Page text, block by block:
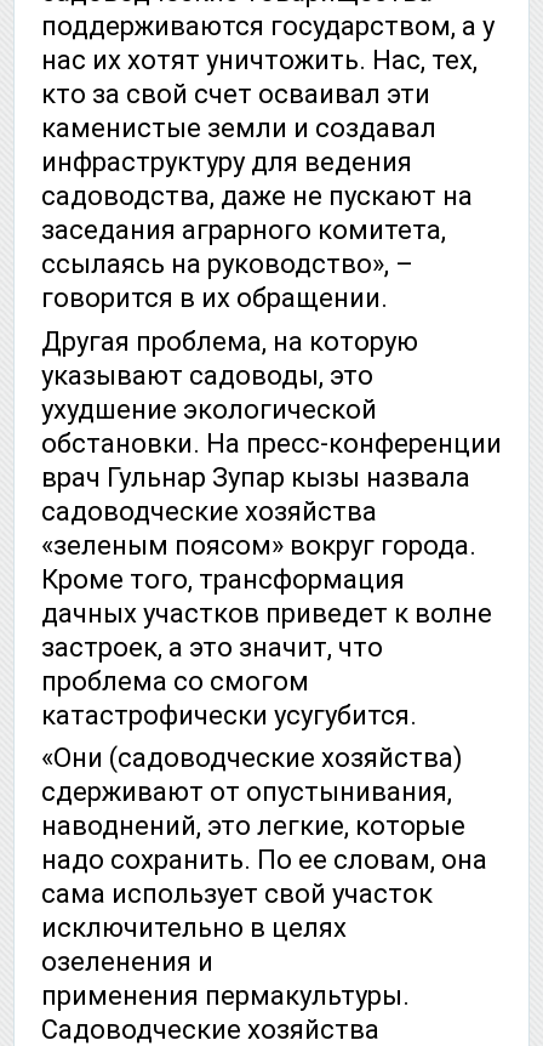
поддерживаются государством, а у
нас их хотят уничтожить. Нас, тех,
кто за свой счет осваивал эти
каменистые земли и создавал
инфраструктуру для ведения
садоводства, даже не пускают на
заседания аграрного комитета,
ссылаясь на руководство», –
говорится в их обращении.
Другая проблема, на которую
указывают садоводы, это
ухудшение экологической
обстановки. На пресс-конференции
врач Гульнар Зупар кызы назвала
садоводческие хозяйства
«зеленым поясом» вокруг города.
Кроме того, трансформация
дачных участков приведет к волне
застроек, а это значит, что
проблема со смогом
катастрофически усугубится.
«Они (садоводческие хозяйства)
сдерживают от опустынивания,
наводнений, это легкие, которые
надо сохранить. По ее словам, она
сама использует свой участок
исключительно в целях
озеленения и
применения пермакультуры.
Садоводческие хозяйства